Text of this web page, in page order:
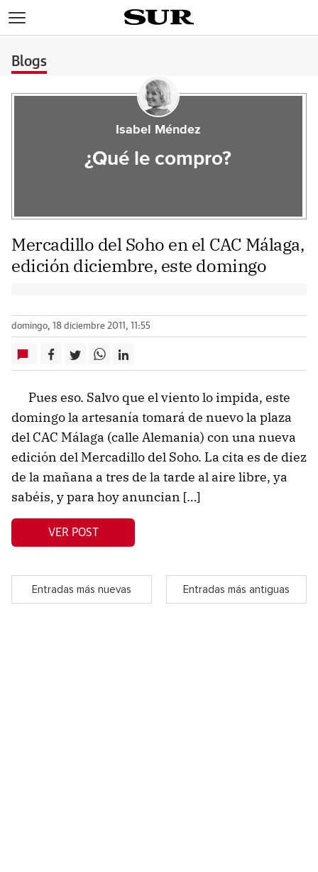
Blogs
Isabel Méndez
¿Qué le compro?
Mercadillo del Soho en el CAC Málaga,
edición diciembre, este domingo
domingo, 18 diciembre 2011, 11:55
Pues eso. Salvo que el viento lo impida, este
domingo la artesanía tomará de nuevo la plaza
del CAC Málaga (calle Alemania) con una nueva
edición del Mercadillo del Soho. La cita es de diez
de la mañana a tres de la tarde al aire libre, ya
sabéis, y para hoy anuncian […]
VER POST
Entradas más nuevas Entradas más antiguas